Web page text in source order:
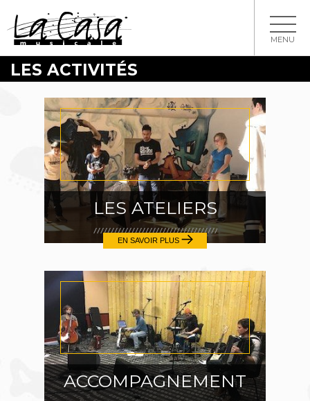
MENU
LES ACTIVITÉS
LES ATELIERS
EN SAVOIR PLUS
ACCOMPAGNEMENT